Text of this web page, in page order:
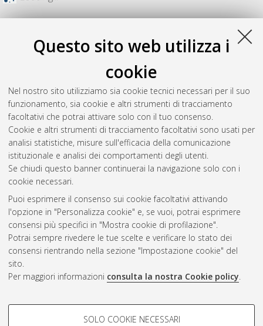
Questo sito web utilizza i
cookie
Nel nostro sito utilizziamo sia cookie tecnici necessari per il suo
funzionamento, sia cookie e altri strumenti di tracciamento
facoltativi che potrai attivare solo con il tuo consenso.
Cookie e altri strumenti di tracciamento facoltativi sono usati per
analisi statistiche, misure sull'efficacia della comunicazione
istituzionale e analisi dei comportamenti degli utenti.
Se chiudi questo banner continuerai la navigazione solo con i
cookie necessari.
Puoi esprimere il consenso sui cookie facoltativi attivando
l'opzione in "Personalizza cookie" e, se vuoi, potrai esprimere
consensi più specifici in "Mostra cookie di profilazione".
Potrai sempre rivedere le tue scelte e verificare lo stato dei
consensi rientrando nella sezione "Impostazione cookie" del
sito.
Per maggiori informazioni consulta la nostra Cookie policy.
COOKIE DI PROFILAZIONE -
SOLO COOKIE NECESSARI
Gestione del documento:
Atom
Rss 1.0
Rss 2.0
AMS Laurea
Impostazioni Cookie
Informativa sulla privacy